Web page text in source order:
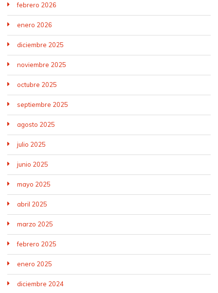
febrero 2026
enero 2026
diciembre 2025
noviembre 2025
octubre 2025
septiembre 2025
agosto 2025
julio 2025
junio 2025
mayo 2025
abril 2025
marzo 2025
febrero 2025
enero 2025
diciembre 2024